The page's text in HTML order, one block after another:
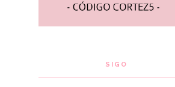
SIGO